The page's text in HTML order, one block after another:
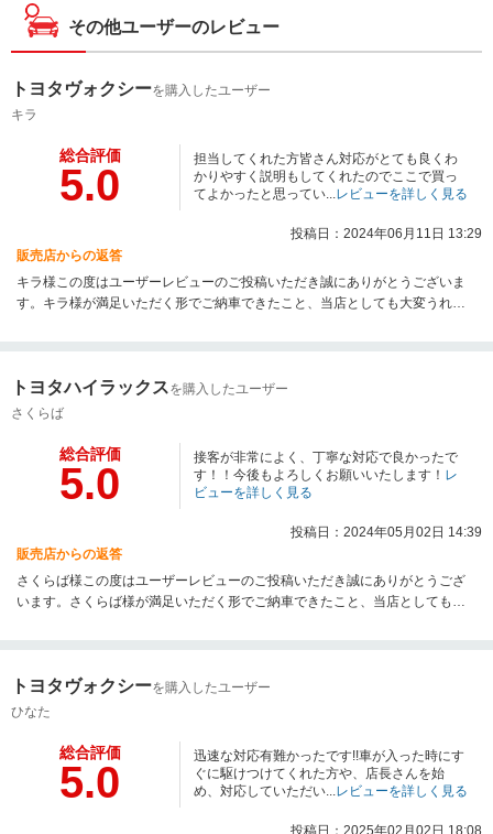
その他ユーザーのレビュー
トヨタヴォクシーを購入したユーザー
キラ
総合評価
5.0
担当してくれた方皆さん対応がとても良くわ
かりやすく説明もしてくれたのでここで買っ
てよかったと思ってい... レビューを詳しく見る
投稿日：2024年06月11日 13:29
販売店からの返答
キラ様この度はユーザーレビューのご投稿いただき誠にありがとうございま
す。キラ様が満足いただく形でご納車できたこと、当店としても大変うれし
ますが、この度は数ある自動車販売店の中からネクステージ仙台利府店をお
いたします。
トヨタハイラックスを購入したユーザー
さくらば
総合評価
5.0
接客が非常によく、丁寧な対応で良かったで
す！！今後もよろしくお願いいたします！ レ
ビューを詳しく見る
投稿日：2024年05月02日 14:39
販売店からの返答
さくらば様この度はユーザーレビューのご投稿いただき誠にありがとうござ
います。さくらば様が満足いただく形でご納車できたこと、当店としても大
後になりますが、この度は数ある自動車販売店の中からネクステージ仙台利
くお願いいたします。
トヨタヴォクシーを購入したユーザー
ひなた
総合評価
5.0
迅速な対応有難かったです!!車が入った時にす
ぐに駆けつけてくれた方や、店長さんを始
め、対応していただい... レビューを詳しく見る
投稿日：2025年02月02日 18:08